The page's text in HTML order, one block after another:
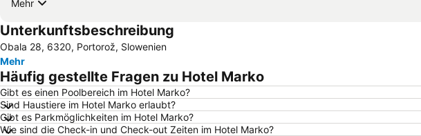
Mehr
Unterkunftsbeschreibung
Obala 28, 6320, Portorož, Slowenien
Mehr
Häufig gestellte Fragen zu Hotel Marko
Gibt es einen Poolbereich im Hotel Marko?
Sind Haustiere im Hotel Marko erlaubt?
Gibt es Parkmöglichkeiten im Hotel Marko?
Wie sind die Check-in und Check-out Zeiten im Hotel Marko?